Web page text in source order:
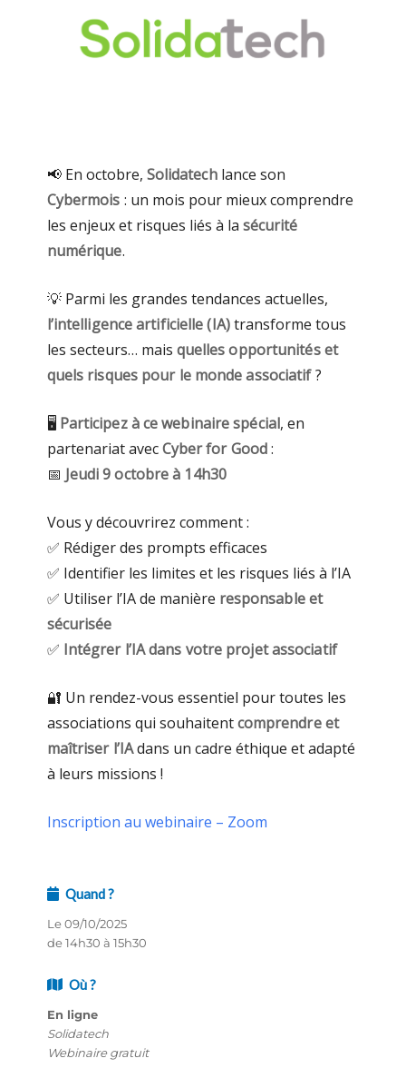
📢 En octobre, Solidatechlance son
Cybermois : un mois pour mieux comprendre
les enjeux et risques liés à la sécurité
numérique.
💡 Parmi les grandes tendances actuelles,
l’intelligence artificielle (IA)transforme tous
les secteurs… mais quelles opportunités et
quels risques pour le monde associatif?
🖥️ Participez à ce webinaire spécial, en
partenariat avecCyber for Good:
📅 Jeudi 9 octobre à 14h30
Vous y découvrirez comment :
✅ Rédiger des prompts efficaces
✅ Identifier les limites et les risques liés à l’IA
✅ Utiliser l’IA de manière responsable et
sécurisée
✅ Intégrer l’IA dans votre projet associatif
🔐 Un rendez-vous essentiel pour toutes les
associations qui souhaitentcomprendre et
maîtriser l’IAdans un cadre éthique et adapté
à leurs missions !
Inscription au webinaire – Zoom
Quand ?
Le 09/10/2025
de 14h30 à 15h30
Où ?
En ligne
Solidatech
Webinaire gratuit